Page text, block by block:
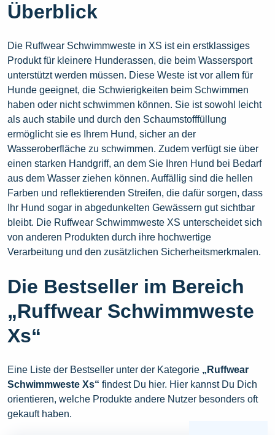
Überblick
Die Ruffwear Schwimmweste in XS ist ein erstklassiges
Produkt für kleinere Hunderassen, die beim Wassersport
unterstützt werden müssen. Diese Weste ist vor allem für
Hunde geeignet, die Schwierigkeiten beim Schwimmen
haben oder nicht schwimmen können. Sie ist sowohl leicht
als auch stabile und durch den Schaumstofffüllung
ermöglicht sie es Ihrem Hund, sicher an der
Wasseroberfläche zu schwimmen. Zudem verfügt sie über
einen starken Handgriff, an dem Sie Ihren Hund bei Bedarf
aus dem Wasser ziehen können. Auffällig sind die hellen
Farben und reflektierenden Streifen, die dafür sorgen, dass
Ihr Hund sogar in abgedunkelten Gewässern gut sichtbar
bleibt. Die Ruffwear Schwimmweste XS unterscheidet sich
von anderen Produkten durch ihre hochwertige
Verarbeitung und den zusätzlichen Sicherheitsmerkmalen.
Die Bestseller im Bereich
„Ruffwear Schwimmweste
Xs“
Eine Liste der Bestseller unter der Kategorie „Ruffwear
Schwimmweste Xs“ findest Du hier. Hier kannst Du Dich
orientieren, welche Produkte andere Nutzer besonders oft
gekauft haben.